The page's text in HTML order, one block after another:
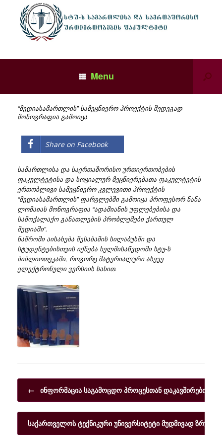
Menu
“მედიასამართლის” სამეცნიერო პროექტის შედეგად
მონოგრაფია გამოიცა
Share on Facebook
სამართლისა და საერთაშორისო ურთიერთობების
ფაკულტეტისა და სოციალურ მეცნიერებათა ფაკულტეტის
ერთობლივი სამეცნიერო-კვლევითი პროექტის
“მედიასამართლის” ფარგლებში გამოიცა პროფესორ ნანა
ლომაიას მონოგრაფია “ადამიანის უფლებებისა და
სამოქალაქო განათლების პრობლემები ქართულ
მედიაში”.
ნაშრომი აისახება შესაბამის სილაბუსში და
სტუდენტებისთვის იქნება ხელმისაწვდომი სტუ-ს
ბიბლიოთეკაში, როგორც მატერიალური ასევე
ელექტრონული ვერსიის სახით.
← ინფორმაცია საგამოცდო პროცესთან დაკავშირებით
საქართველოს ტექნიკური უნივერსიტეტი მუდმივად